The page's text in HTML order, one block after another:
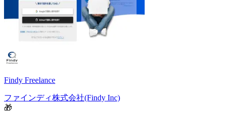
Findy Freelance
ファインディ株式会社(Findy Inc)
🎁